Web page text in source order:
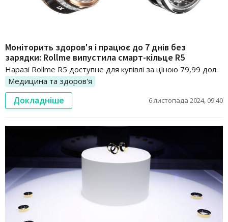
Моніторить здоров'я і працює до 7 днів без
зарядки: Rollme випустила смарт-кільце R5
Наразі Rollme R5 доступне для купівлі за ціною 79,99 дол.
Медицина та здоров'я
Докладніше 6 листопада 2024, 09:40